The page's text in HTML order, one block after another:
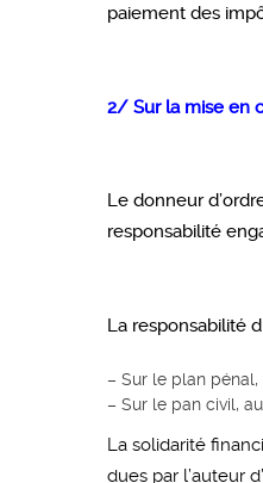
paiement des
2/ Sur la mise en
Le donneur
responsabilité
La responsabilité
– Sur le plan
– Sur le pan civil,
La solidarité
dues par l’auteur